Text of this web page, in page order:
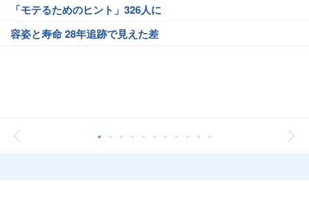
「モテるためのヒント」326人に
容姿と寿命 28年追跡で見えた差